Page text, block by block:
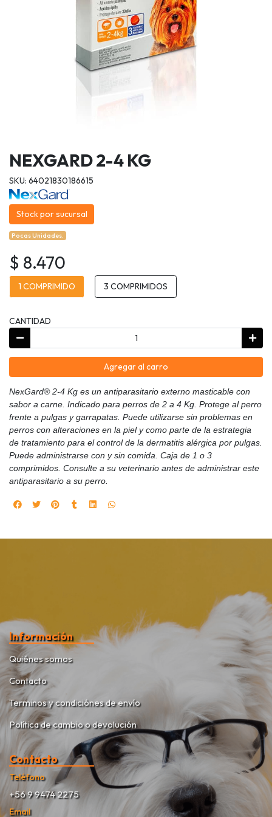
NEXGARD 2-4 KG
SKU: 64021830186615
Stock por sucursal
Pocas Unidades.
$ 8.470
1 COMPRIMIDO 3 COMPRIMIDOS
CANTIDAD
Agregar al carro
NexGard® 2-4 Kg es un antiparasitario externo masticable con
sabor a carne. Indicado para perros de 2 a 4 Kg. Protege al perro
frente a pulgas y garrapatas. Puede utilizarse sin problemas en
perros con alteraciones en la piel y como parte de la estrategia
de tratamiento para el control de la dermatitis alérgica por pulgas.
Puede administrarse con y sin comida. Caja de 1 o 3
comprimidos. Consulte a su veterinario antes de administrar este
antiparasitario a su perro.
Información
Quiénes somos
Contacto
Terminos y condiciónes de envío
Política de cambio o devolución
Contacto
Teléfono
+56 9 9474 2275
Email